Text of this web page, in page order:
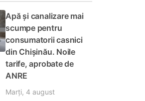
Apă și canalizare mai
scumpe pentru
consumatorii casnici
din Chișinău. Noile
tarife, aprobate de
ANRE
Marți, 4 august